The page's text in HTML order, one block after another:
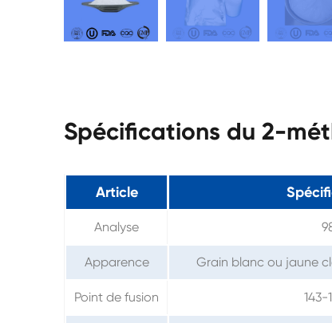
Spécifications du 2-
Article
Analyse
Apparence Grain blanc ou jaune
Point de fusion